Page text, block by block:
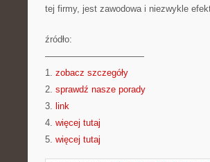
tej firmy, jest zawodowa i niezwykle
źródło:
———————————
1. zobacz szczegóły
2. sprawdź nasze porady
3. link
4. więcej tutaj
5. więcej tutaj